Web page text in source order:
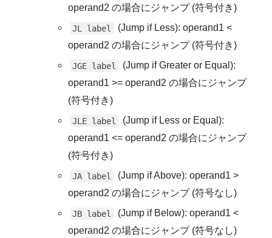
operand2 の場合にジャンプ (符号付き)
JL label
(Jump if Less): operand1 <
operand2 の場合にジャンプ (符号付き)
JGE label
(Jump if Greater or Equal):
operand1 >= operand2 の場合にジャンプ
(符号付き)
JLE label
(Jump if Less or Equal):
operand1 <= operand2 の場合にジャンプ
(符号付き)
JA label
(Jump if Above): operand1 >
operand2 の場合にジャンプ (符号なし)
JB label
(Jump if Below): operand1 <
operand2 の場合にジャンプ (符号なし)